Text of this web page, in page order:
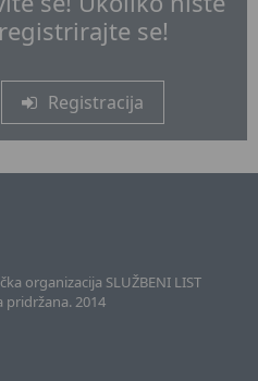
se!
Registracija
organizacija SLUŽBENI LIST
pridržana. 2014